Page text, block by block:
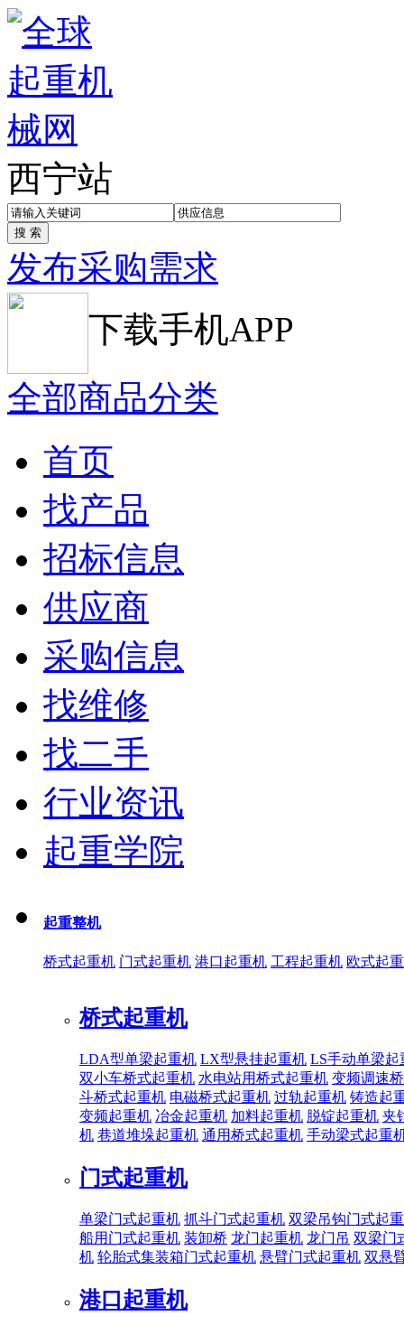
西宁站
发布采购需求
下载手机APP
全部商品分类
首页
找产品
招标信息
供应商
采购信息
找维修
找二手
行业资讯
起重学院
起重整机
桥式起重机 门式起重机 港口起重机 工程起重机 欧式起
桥式起重机
LDA型单梁起重机 LX型悬挂起重机 LS手动单梁起
双小车桥式起重机 水电站用桥式起重机 变频调速
斗桥式起重机 电磁桥式起重机 过轨起重机 铸造起
变频起重机 冶金起重机 加料起重机 脱锭起重机 夹
机 巷道堆垛起重机 通用桥式起重机 手动梁式起重
门式起重机
单梁门式起重机 抓斗门式起重机 双梁吊钩门式起
船用门式起重机 装卸桥 龙门起重机 龙门吊 双梁门
机 轮胎式集装箱门式起重机 悬臂门式起重机 双悬
港口起重机